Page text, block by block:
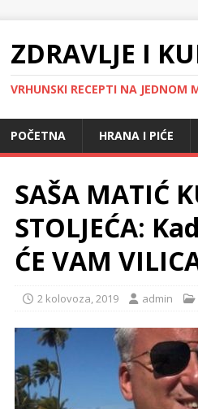
ZDRAVLJE I
VRHUNSKI RECEPTI NA JEDNOM
POČETNA HRANA I PIĆE
SAŠA MATIĆ
STOLJEĆA:
ĆE VAM
2 kolovoza, 2019 admin